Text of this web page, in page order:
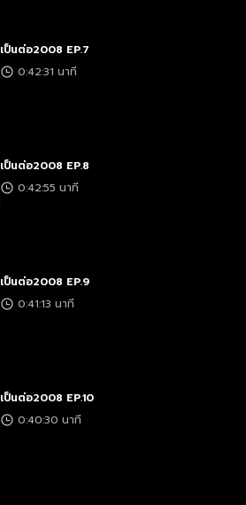
เป็นต่อ2008 EP.7
0:42:31 นาที
เป็นต่อ2008 EP.8
0:42:55 นาที
เป็นต่อ2008 EP.9
0:41:13 นาที
เป็นต่อ2008 EP.10
0:40:30 นาที